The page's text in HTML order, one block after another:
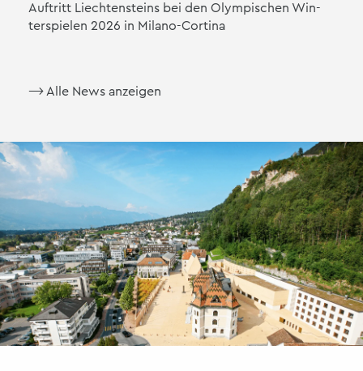
Auf­tritt Liech­ten­steins bei den Olym­pi­schen Win­
ter­spie­len 2026 in Mi­la­no-Cor­ti­na
⟶ Alle News an­zei­gen